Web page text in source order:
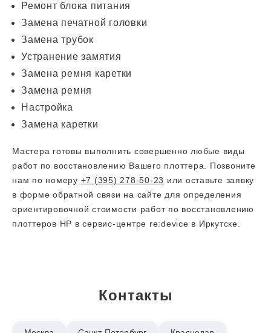
Ремонт блока питания
Замена печатной головки
Замена трубок
Устранение замятия
Замена ремня каретки
Замена ремня
Настройка
Замена каретки
Мастера готовы выполнить совершенно любые виды
работ по восстановлению Вашего плоттера. Позвоните
нам по номеру +7 (395) 278-50-23 или оставьте заявку
в форме обратной связи на сайте для определения
ориентировочной стоимости работ по восстановлению
плоттеров HP в сервис-центре re:device в Иркутске.
Контакты